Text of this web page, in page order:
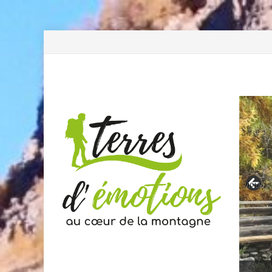
Previous